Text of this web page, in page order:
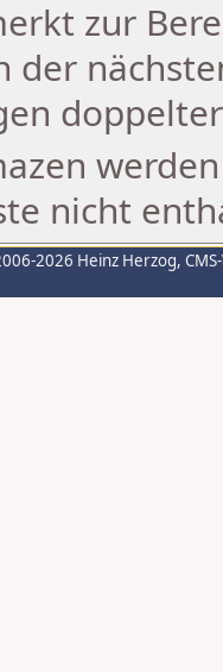
zur
der
nicht
2026 Heinz Herzog,